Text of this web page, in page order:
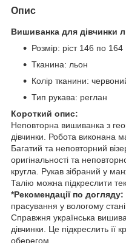
Опис
Вишиванка для дівчинки
Розмір: ріст 146 по 164
Тканина: льон
Колір тканини:
Тип рукава: реглан
Короткий опис:
Неповторна вишиванка з
дівчинки. Робота виконана
Багатий та неповторний
оригінальності та
кругла. Рукав зібраний у
Талію можна підкреслити
*Рекомендації по догляду:
прасування у вологому стані.
Справжня українська
дівчинки. Це підкреслить її
оберегом.